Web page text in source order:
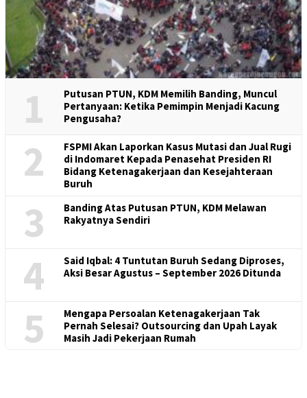
1
Putusan PTUN, KDM Memilih Banding, Muncul
Pertanyaan: Ketika Pemimpin Menjadi Kacung
Pengusaha?
2
FSPMI Akan Laporkan Kasus Mutasi dan Jual Rugi
di Indomaret Kepada Penasehat Presiden RI
Bidang Ketenagakerjaan dan Kesejahteraan
Buruh
3
Banding Atas Putusan PTUN, KDM Melawan
Rakyatnya Sendiri
4
Said Iqbal: 4 Tuntutan Buruh Sedang Diproses,
Aksi Besar Agustus – September 2026 Ditunda
5
Mengapa Persoalan Ketenagakerjaan Tak
Pernah Selesai? Outsourcing dan Upah Layak
Masih Jadi Pekerjaan Rumah